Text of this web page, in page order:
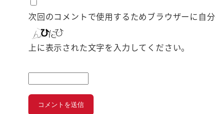
次回のコメントで使用するためブラウザーに自
上に表示された文字を入力してください。